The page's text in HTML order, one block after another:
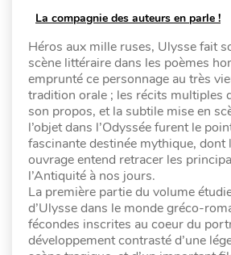
La compagnie des auteurs en parle !
Héros aux mille ruses, Ulysse fait
scène littéraire dans les poèmes
emprunté ce personnage au très
tradition orale ; les récits multiples
son propos, et la subtile mise en
l’objet dans l’Odyssée furent le
fascinante destinée mythique, dont
ouvrage entend retracer les
l’Antiquité à nos jours.
La première partie du volume
d’Ulysse dans le monde gréco-
fécondes inscrites au coeur du
développement contrasté d’une